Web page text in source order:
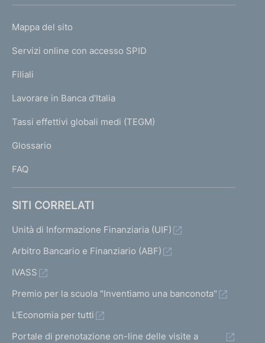
m
e
a
g
L
N
K
T
I
I
Mappa del sito
Servizi online con accesso SPID
Filiali
Lavorare in Banca d'Italia
Tassi effettivi globali medi (TEGM)
Glossario
FAQ
SITI CORRELATI
Unità di Informazione Finanziaria (UIF)
Arbitro Bancario e Finanziario (ABF)
IVASS
Premio per la scuola "Inventiamo una banconota"
L'Economia per tutti
Portale di prenotazione on-line delle visite a